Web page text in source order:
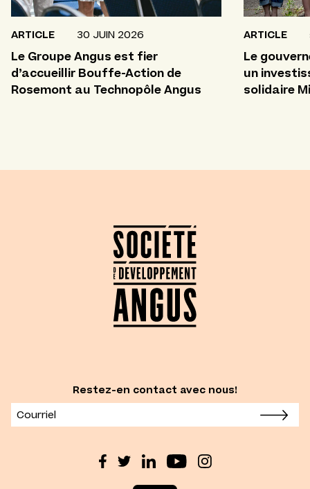
ARTICLE 30 JUIN 2026
Le Groupe Angus est fier
d’accueillir Bouffe-Action de
Rosemont au Technopôle Angus
ARTICLE
Le
un
solidaire
Restez-en contact avec nous!